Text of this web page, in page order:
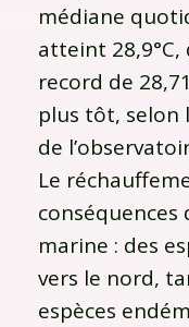
médiane
atteint
record de
plus tôt, selon
de
Le
marine : des
vers le nord,
espèces